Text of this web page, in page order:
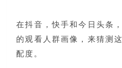
在抖音，快手和今日头条
的观看人群画像，来猜测
配度。